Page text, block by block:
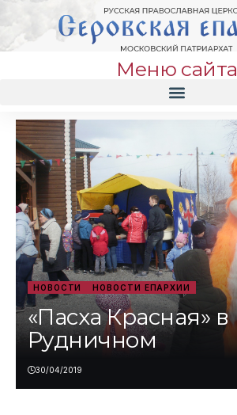
Меню сайта
НОВОСТИ НОВОСТИ ЕПАРХИИ
«Пасха Красная» в
Рудничном
30/04/2019